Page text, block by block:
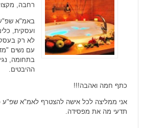
רחבה,
באמ"א שפ"ע
ועסקית,
לא רק
עם נשים
בתחומה,
ההיבטים.
כתף חמה ואהבה!!!
אני ממליצה לכל אישה להצטרף לאמ"א שפ"ע
תדעי מה את מפסידה.